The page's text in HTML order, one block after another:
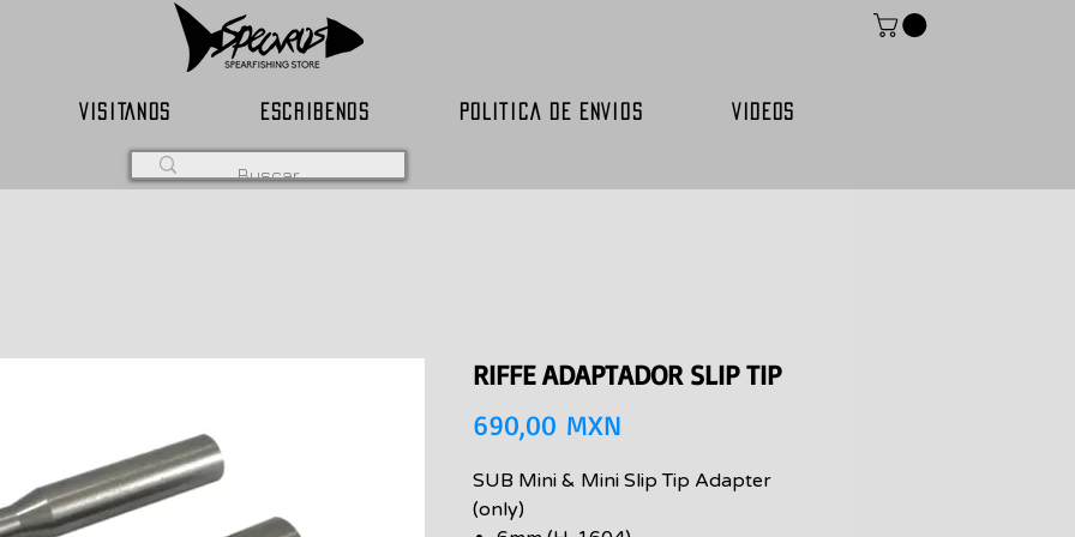
VISITANOS ESCRIBENOS POLITICA DE ENVIOS VIDEOS
RIFFE ADAPTADOR SLIP TIP
690,00 MXN
SUB Mini & Mini Slip Tip Adapter
(only)